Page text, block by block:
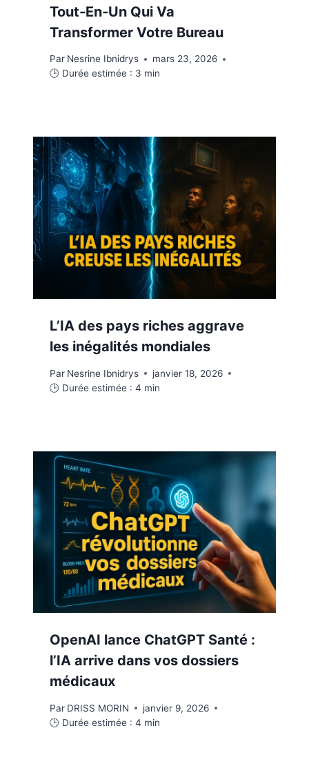
Tout-En-Un Qui Va
Transformer Votre Bureau
Par Nesrine Ibnidrys
mars 23, 2026
🕒 Durée estimée : 3 min
L’IA des pays riches aggrave
les inégalités mondiales
Par Nesrine Ibnidrys
janvier 18, 2026
🕒 Durée estimée : 4 min
OpenAI lance ChatGPT Santé :
l’IA arrive dans vos dossiers
médicaux
Par DRISS MORIN
janvier 9, 2026
🕒 Durée estimée : 4 min